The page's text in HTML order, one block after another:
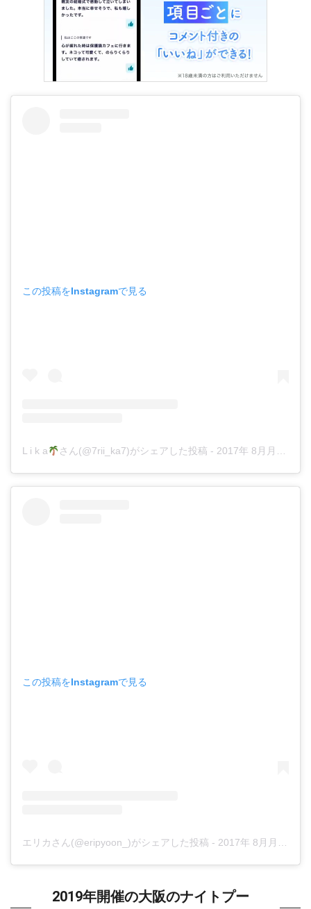
この投稿をInstagramで見る
L i k a さん(@7rii_ka7)がシェアした投稿 - 2017年 8月月18日午後6時43分PDT
この投稿をInstagramで見る
エリカさん(@eripyoon_)がシェアした投稿 - 2017年 8月月27日午前3時08分PDT
2019年開催の大阪のナイトプー